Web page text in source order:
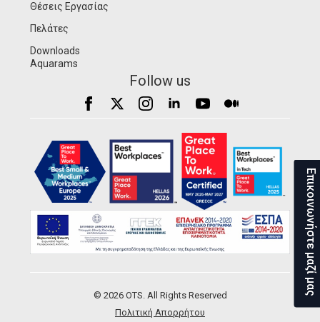
Θέσεις Εργασίας
Πελάτες
Downloads
Aquarams
Follow us
© 2026 OTS. All Rights Reserved
Πολιτική Απορρήτου
Επικοινωνήστε μαζί μας